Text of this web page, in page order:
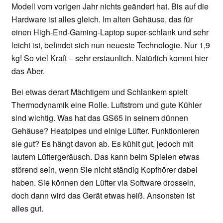
Modell vom vorigen Jahr nichts geändert hat. Bis auf die
Hardware ist alles gleich. Im alten Gehäuse, das für
einen High-End-Gaming-Laptop super-schlank und sehr
leicht ist, befindet sich nun neueste Technologie. Nur 1,9
kg! So viel Kraft – sehr erstaunlich. Natürlich kommt hier
das Aber.
Bei etwas derart Mächtigem und Schlankem spielt
Thermodynamik eine Rolle. Luftstrom und gute Kühler
sind wichtig. Was hat das GS65 in seinem dünnen
Gehäuse? Heatpipes und einige Lüfter. Funktionieren
sie gut? Es hängt davon ab. Es kühlt gut, jedoch mit
lautem Lüftergeräusch. Das kann beim Spielen etwas
störend sein, wenn Sie nicht ständig Kopfhörer dabei
haben. Sie können den Lüfter via Software drosseln,
doch dann wird das Gerät etwas heiß. Ansonsten ist
alles gut.